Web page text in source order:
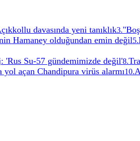
davasında yeni tanıklık3.
Hamaney olduğundan emin değil5.
'Rus Su-57 gündemimizde değil'8.
açan Chandipura virüs alarmı10.